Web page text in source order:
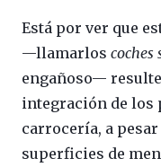
Está por ver que
—llamarlos coches
engañoso—
integración de los
carrocería, a
superficies de